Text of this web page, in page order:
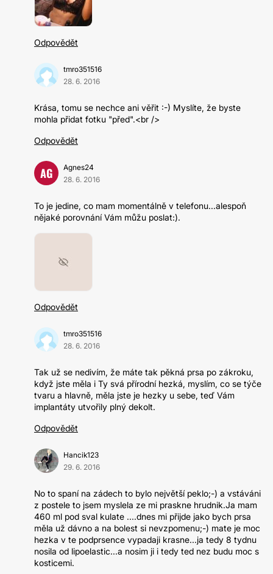
Odpovědět
tmro351516
28. 6. 2016
Krása, tomu se nechce ani věřit :-) Myslíte, že byste
mohla přidat fotku "před".<br />
Odpovědět
AG
Agnes24
28. 6. 2016
To je jedine, co mam momentálně v telefonu...alespoň
nějaké porovnání Vám můžu poslat:).
Odpovědět
tmro351516
28. 6. 2016
Tak už se nedivím, že máte tak pěkná prsa po zákroku,
když jste měla i Ty svá přírodní hezká, myslím, co se týče
tvaru a hlavně, měla jste je hezky u sebe, teď Vám
implantáty utvořily plný dekolt.
Odpovědět
Hancik123
29. 6. 2016
No to spaní na zádech to bylo největší peklo;-) a vstáváni
z postele to jsem myslela ze mi praskne hrudnik.Ja mam
460 ml pod sval kulate ....dnes mi přijde jako bych prsa
měla už dávno a na bolest si nevzpomenu;-) mate je moc
hezka v te podprsence vypadaji krasne...ja tedy 8 tydnu
nosila od lipoelastic...a nosim ji i tedy ted nez budu moc s
kosticemi.